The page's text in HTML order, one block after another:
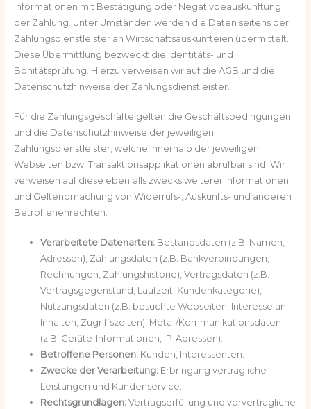
Informationen mit Bestätigung oder Negativbeauskunftung
der Zahlung. Unter Umständen werden die Daten seitens der
Zahlungsdienstleister an Wirtschaftsauskunfteien übermittelt.
Diese Übermittlung bezweckt die Identitäts- und
Bonitätsprüfung. Hierzu verweisen wir auf die AGB und die
Datenschutzhinweise der Zahlungsdienstleister.
Für die Zahlungsgeschäfte gelten die Geschäftsbedingungen
und die Datenschutzhinweise der jeweiligen
Zahlungsdienstleister, welche innerhalb der jeweiligen
Webseiten bzw. Transaktionsapplikationen abrufbar sind. Wir
verweisen auf diese ebenfalls zwecks weiterer Informationen
und Geltendmachung von Widerrufs-, Auskunfts- und anderen
Betroffenenrechten.
Verarbeitete Datenarten:Bestandsdaten (z.B. Namen,
Adressen), Zahlungsdaten (z.B. Bankverbindungen,
Rechnungen, Zahlungshistorie), Vertragsdaten (z.B.
Vertragsgegenstand, Laufzeit, Kundenkategorie),
Nutzungsdaten (z.B. besuchte Webseiten, Interesse an
Inhalten, Zugriffszeiten), Meta-/Kommunikationsdaten
(z.B. Geräte-Informationen, IP-Adressen).
Betroffene Personen:Kunden, Interessenten.
Zwecke der Verarbeitung:Erbringung vertragliche
Leistungen und Kundenservice.
Rechtsgrundlagen:Vertragserfüllung und vorvertragliche